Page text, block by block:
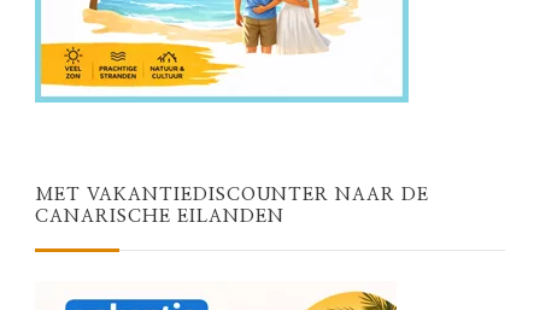
MET VAKANTIEDISCOUNTER NAAR DE
CANARISCHE EILANDEN